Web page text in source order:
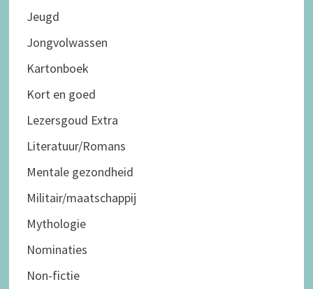
Jeugd
Jongvolwassen
Kartonboek
Kort en goed
Lezersgoud Extra
Literatuur/Romans
Mentale gezondheid
Militair/maatschappij
Mythologie
Nominaties
Non-fictie